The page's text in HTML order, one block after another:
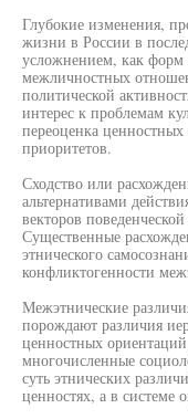
Глубокие изменения,
жизни в России в
усложнением, как форм
межличностных
политической
интерес к проблемам
переоценка
приоритетов.
Сходство или
альтернативами
векторов
Существенные
этнического
конфликтогенности
Межэтнические
порождают различия
ценностных
многочисленные
суть этнических
ценностях, а в системе